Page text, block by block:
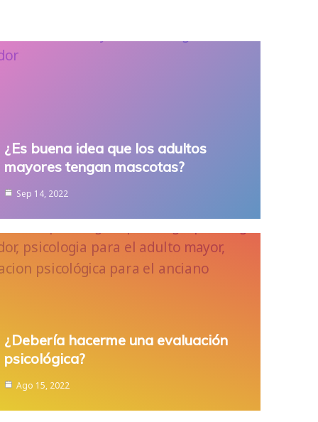
¿Es buena idea que los adultos
mayores tengan mascotas?
Sep 14, 2022
¿Debería hacerme una evaluación
psicológica?
Ago 15, 2022